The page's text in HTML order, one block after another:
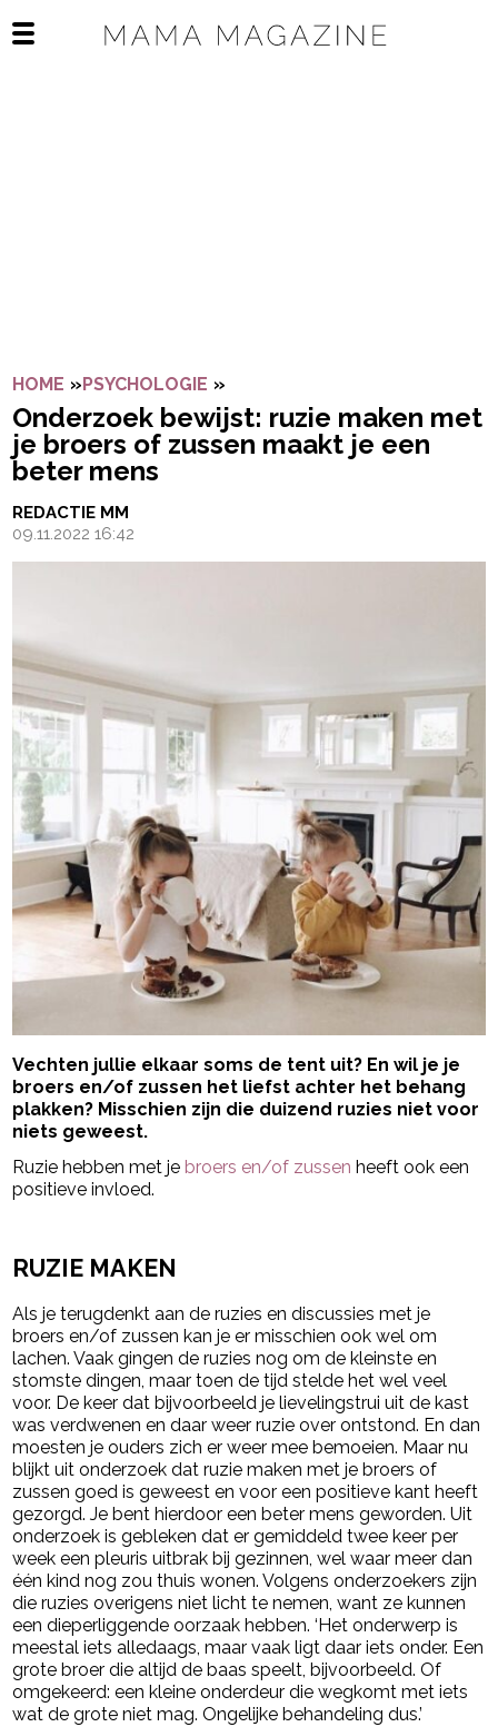
Open het mobiele menu
HOME »PSYCHOLOGIE »
Onderzoek bewijst: ruzie maken met
je broers of zussen maakt je een
beter mens
REDACTIE MM
09.11.2022 16:42
Vechten jullie elkaar soms de tent uit? En wil je je
broers en/of zussen het liefst achter het behang
plakken? Misschien zijn die duizend ruzies niet voor
niets geweest.
Ruzie hebben met je broers en/of zussen heeft ook een
positieve invloed.
RUZIE MAKEN
Als je terugdenkt aan de ruzies en discussies met je
broers en/of zussen kan je er misschien ook wel om
lachen. Vaak gingen de ruzies nog om de kleinste en
stomste dingen, maar toen de tijd stelde het wel veel
voor. De keer dat bijvoorbeeld je lievelingstrui uit de kast
was verdwenen en daar weer ruzie over ontstond. En dan
moesten je ouders zich er weer mee bemoeien. Maar nu
blijkt uit onderzoek dat ruzie maken met je broers of
zussen goed is geweest en voor een positieve kant heeft
gezorgd. Je bent hierdoor een beter mens geworden. Uit
onderzoek is gebleken dat er gemiddeld twee keer per
week een pleuris uitbrak bij gezinnen, wel waar meer dan
één kind nog zou thuis wonen. Volgens onderzoekers zijn
die ruzies overigens niet licht te nemen, want ze kunnen
een dieperliggende oorzaak hebben. ‘Het onderwerp is
meestal iets alledaags, maar vaak ligt daar iets onder. Een
grote broer die altijd de baas speelt, bijvoorbeeld. Of
omgekeerd: een kleine onderdeur die wegkomt met iets
wat de grote niet mag. Ongelijke behandeling dus.’